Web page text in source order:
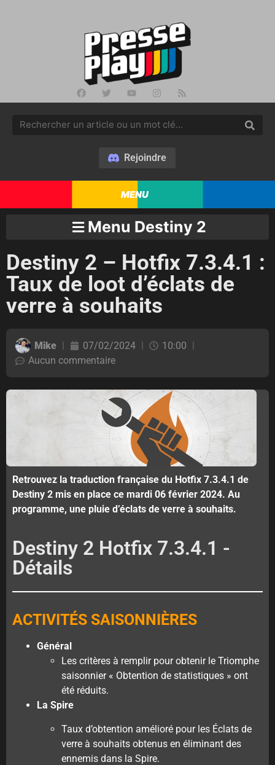
Rejoindre
MENU
Menu Destiny 2
Destiny 2 – Hotfix 7.3.4.1 :
Taux de loot d’éclats de
verre à souhaits
Mike 07/02/2024
10:00
Aucun commentaire
Retrouvez la traduction française du Hotfix 7.3.4.1 de
Destiny 2 mis en place ce mardi 06 février 2024. Au
programme, une pluie d’éclats de verre à souhaits.
Destiny 2 Hotfix 7.3.4.1 -
Détails
ACTIVITÉS SAISONNIÈRES
Général
Les critères à remplir pour obtenir le Triomphe
saisonnier « Obtention de statistiques » ont
été réduits.
La Spire
Taux d’obtention amélioré pour les Éclats de
verre à souhaits obtenus en éliminant des
ennemis dans la Spire.